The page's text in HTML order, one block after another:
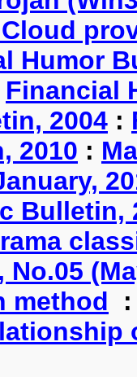
Humor
Financial
2004 :
2010 :
Bulletin,
No.05
method